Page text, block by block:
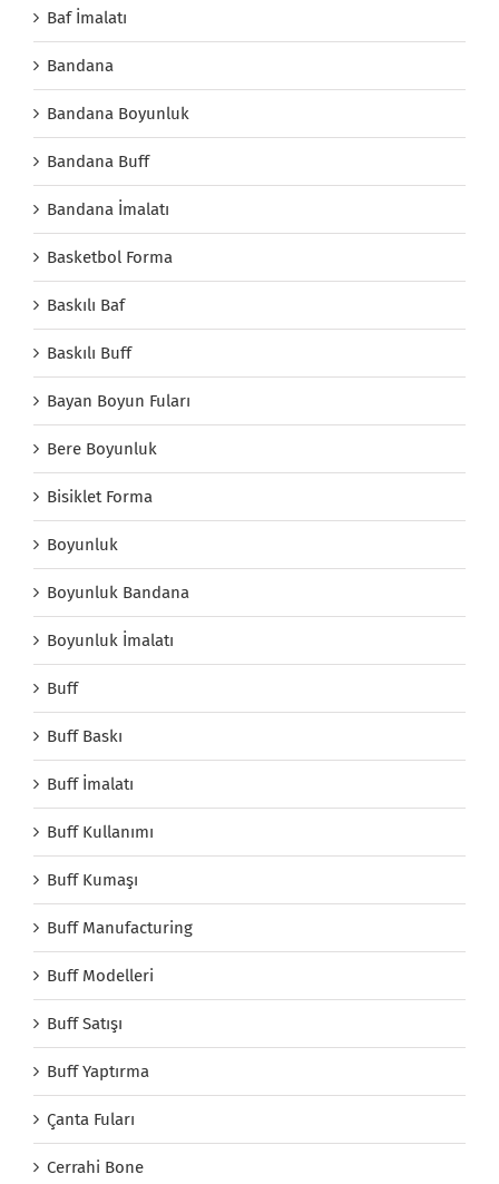
Baf İmalatı
Bandana
Bandana Boyunluk
Bandana Buff
Bandana İmalatı
Basketbol Forma
Baskılı Baf
Baskılı Buff
Bayan Boyun Fuları
Bere Boyunluk
Bisiklet Forma
Boyunluk
Boyunluk Bandana
Boyunluk İmalatı
Buff
Buff Baskı
Buff İmalatı
Buff Kullanımı
Buff Kumaşı
Buff Manufacturing
Buff Modelleri
Buff Satışı
Buff Yaptırma
Çanta Fuları
Cerrahi Bone